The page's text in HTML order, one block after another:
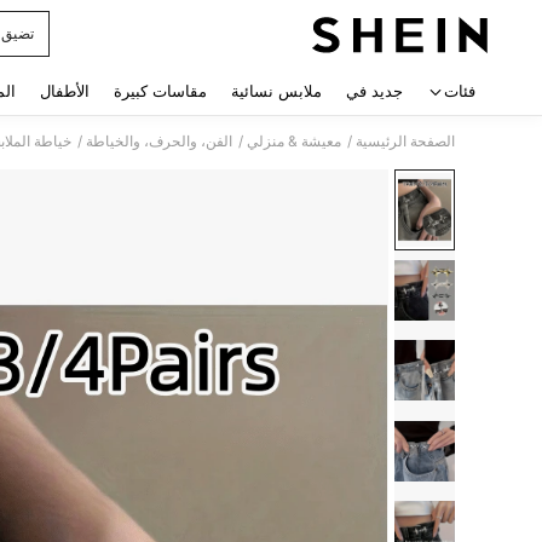
تضيق
فئات جديد في ملابس نسائية مقاسات كبيرة الأطفال
الصفحة الرئيسية / معيشة & منزلي / الفن، والحرف، والخياطة / خياطة